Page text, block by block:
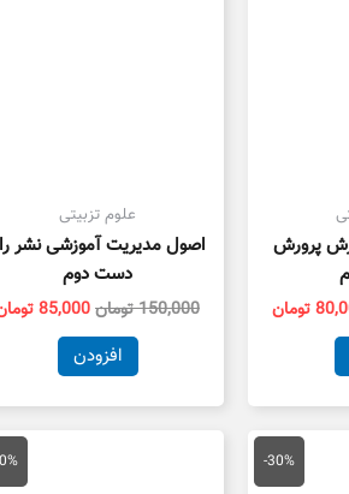
پرورش
تومان
علوم تزبیتی
اصول مدیریت آموزشی نشر
دست دوم
150,000تومان85,000
افزودن
-30%
59,000 تومان
قیمت
فعلی
55,000 تومان